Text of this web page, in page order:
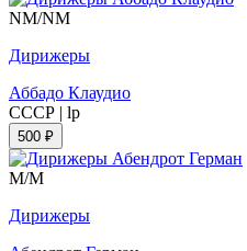
NM/NM
Дирижеры
Аббадо Клаудио
СССР | lp
500 ₽
M/M
Дирижеры